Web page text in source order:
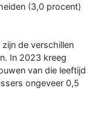
(3,0 procent)
de verschillen
In 2023 kreeg
van die leeftijd
ongeveer 0,5